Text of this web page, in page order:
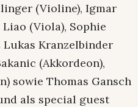
(Violine), Igmar
(Viola), Sophie
Lukas Kranzelbinder
(Akkordeon),
sowie Thomas Gansch
als special guest